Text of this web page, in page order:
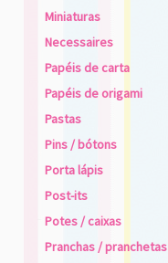
Miniaturas
Necessaires
Papéis de carta
Papéis de origami
Pastas
Pins / bótons
Porta lápis
Post-its
Potes / caixas
Pranchas / pranchetas